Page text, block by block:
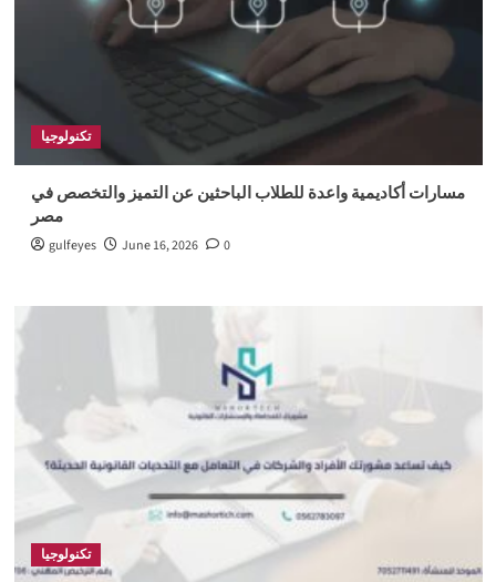
تكنولوجيا
مسارات أكاديمية واعدة للطلاب الباحثين عن التميز والتخصص في
مصر
gulfeyes June 16, 2026 0
تكنولوجيا